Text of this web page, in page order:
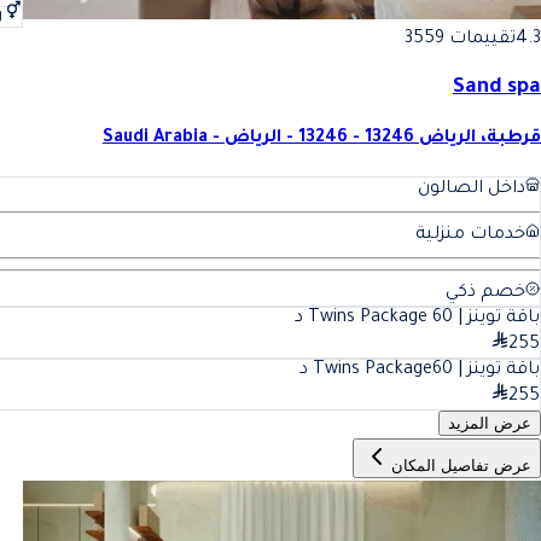
4.3تقييمات 3559
Sand spa
قرطبة، الرياض 13246 - 13246 - الرياض - Saudi Arabia
داخل الصالون
خدمات منزلية
خصم ذكي
باقة توينز | Twins Package 60
د
255
باقة توينز | Twins Package 60
د
255
عرض المزيد
عرض تفاصيل المكان